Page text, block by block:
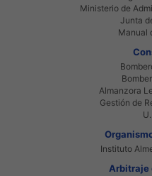
Ministerio de
Junta
Manual
Almanzora
Gestión de
Instituto
Arbitraje